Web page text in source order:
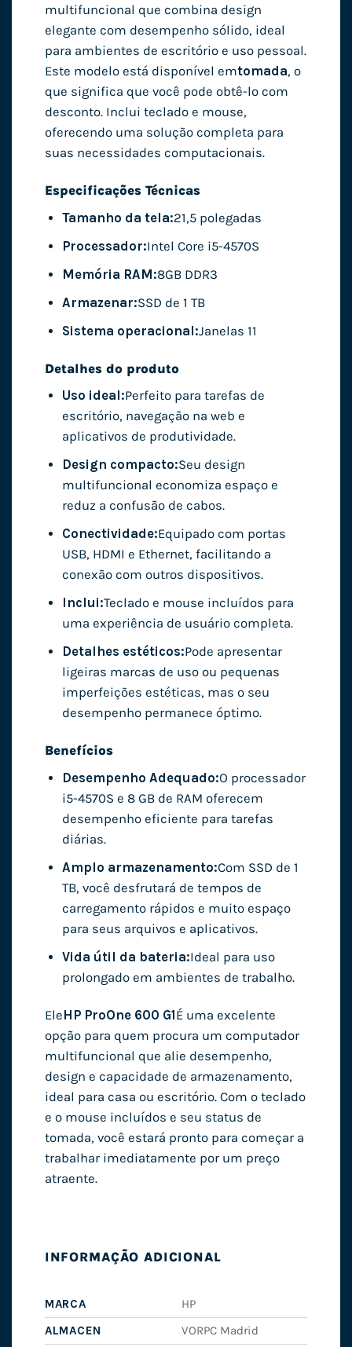
multifuncional que combina design
elegante com desempenho sólido, ideal
para ambientes de escritório e uso pessoal.
Este modelo está disponível emtomada, o
que significa que você pode obtê-lo com
desconto. Inclui teclado e mouse,
oferecendo uma solução completa para
suas necessidades computacionais.
Especificações Técnicas
Tamanho da tela:21,5 polegadas
Processador:Intel Core i5-4570S
Memória RAM:8GB DDR3
Armazenar:SSD de 1 TB
Sistema operacional:Janelas 11
Detalhes do produto
Uso ideal:Perfeito para tarefas de
escritório, navegação na web e
aplicativos de produtividade.
Design compacto:Seu design
multifuncional economiza espaço e
reduz a confusão de cabos.
Conectividade:Equipado com portas
USB, HDMI e Ethernet, facilitando a
conexão com outros dispositivos.
Inclui:Teclado e mouse incluídos para
uma experiência de usuário completa.
Detalhes estéticos:Pode apresentar
ligeiras marcas de uso ou pequenas
imperfeições estéticas, mas o seu
desempenho permanece óptimo.
Benefícios
Desempenho Adequado:O processador
i5-4570S e 8 GB de RAM oferecem
desempenho eficiente para tarefas
diárias.
Amplo armazenamento:Com SSD de 1
TB, você desfrutará de tempos de
carregamento rápidos e muito espaço
para seus arquivos e aplicativos.
Vida útil da bateria:Ideal para uso
prolongado em ambientes de trabalho.
EleHP ProOne 600 G1É uma excelente
opção para quem procura um computador
multifuncional que alie desempenho,
design e capacidade de armazenamento,
ideal para casa ou escritório. Com o teclado
e o mouse incluídos e seu status de
tomada, você estará pronto para começar a
trabalhar imediatamente por um preço
atraente.
INFORMAÇÃO ADICIONAL
MARCA
HP
ALMACEN
VORPC Madrid